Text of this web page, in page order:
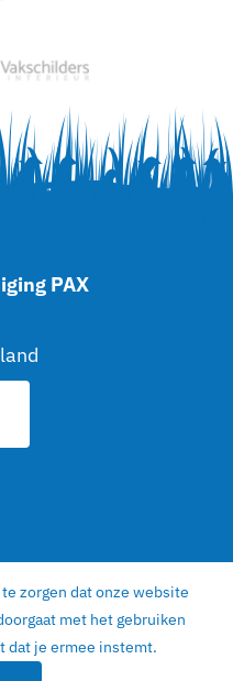
PAX
Gelderland |
zorgen dat onze website
met het gebruiken
dat je ermee instemt.